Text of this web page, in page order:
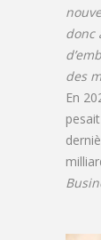
donc
des
En